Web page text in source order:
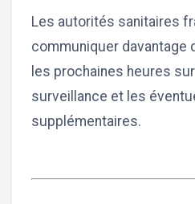
Les autorités sanitaires
communiquer davantage
les prochaines heures
surveillance et les
supplémentaires.